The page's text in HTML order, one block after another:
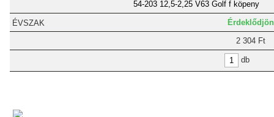
54-203 12,5-2,25 V63 Golf f köpeny
Érdeklődjön
2 304 Ft
db